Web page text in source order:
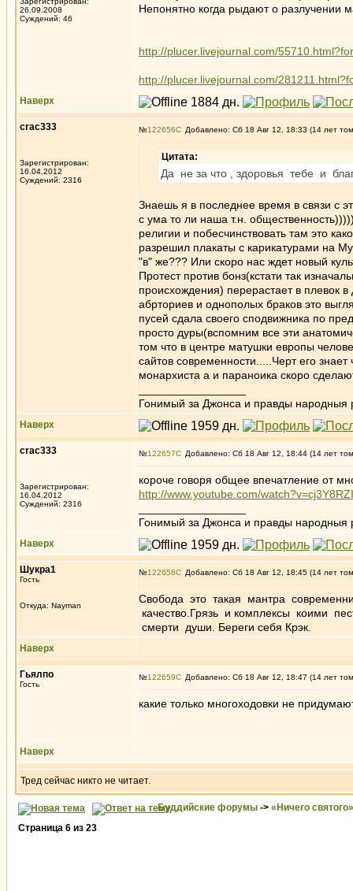
26.09.2008
Суждений: 46
Непонятно когда рыдают о разлучении
http://plucer.livejournal.com/
http://plucer.livejournal.com/
Наверх
crac333
Зарегистрирован:
16.04.2012
Суждений: 2316
№122656 Добавлено: Сб 18 Авг 12, 18:33 (14 лет
Цитата:
Да не за что , здоровья тебе и
Знаешь я в последнее время в связи с
с ума то ли наша т.н.
религии и побесчинствовать там это
разрешил плакаты с карикатурами на
"в" же??? Или скоро нас ждет новый
Протест против бонз(кстати так
происхождения) перерастает в плевок
абрториев и однополых браков это
пусей сдала своего сподвижника по
просто дуры(вспомним все эти
том что в центре матушки европы
сайтов современности.....Черт его
монархиста а и параноика скоро
Гонимый за Джонса и правды народныя
Наверх
crac333
Зарегистрирован:
16.04.2012
Суждений: 2316
№122657 Добавлено: Сб 18 Авг 12, 18:44 (14 лет
короче говоря общее впечатление от
http://www.youtube.com/
Гонимый за Джонса и правды народныя
Наверх
Шукра1
Гость
Откуда: Nayman
№122658 Добавлено: Сб 18 Авг 12, 18:45 (14 лет
Свобода это такая мантра
качество.Грязь и комплексы коими
смерти души. Береги себя Крэк.
Наверх
Гьялпо
Гость
№122659 Добавлено: Сб 18 Авг 12, 18:47 (14 лет
какие только многоходовки не
Наверх
Тред сейчас никто не читает.
Буддийские форумы -> «Ничего святого»
Страница 6 из 23